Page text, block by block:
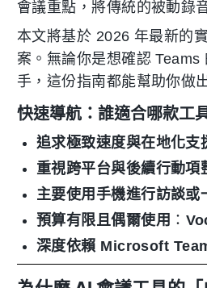
會議重點，將傳統的被動錄
本文將基於 2026 年最新的
案。無論你是想確認
手，這份指南都能幫助你做
快速導航：誰適合哪款工
追求極致速度與在地化支
重視跨平台與後續行動項
主要使用手機進行訪談或
預算有限且偶爾使用 ：
深度依賴 Microsoft